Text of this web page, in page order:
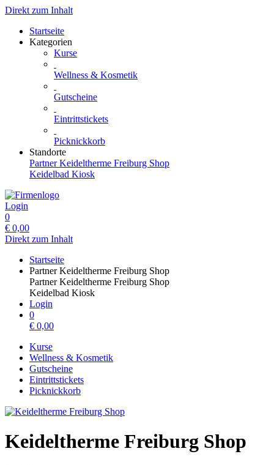
Direkt zum Inhalt
Startseite
Kategorien
Kurse
Wellness & Kosmetik
Gutscheine
Eintrittstickets
Picknickkorb
Standorte
Partner Keideltherme Freiburg Shop
Keidelbad Kiosk
Login
0
€ 0,00
Direkt zum Inhalt
Startseite
Partner Keideltherme Freiburg Shop
Partner Keideltherme Freiburg Shop
Keidelbad Kiosk
Login
0
€ 0,00
Kurse
Wellness & Kosmetik
Gutscheine
Eintrittstickets
Picknickkorb
Keideltherme Freiburg Shop